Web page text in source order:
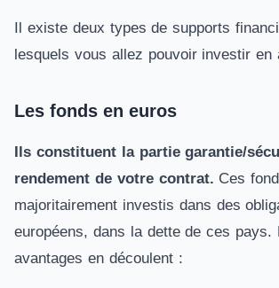
Il existe deux types de supports
lesquels vous allez pouvoir investir en
Les fonds en euros
Ils constituent la partie garantie/
rendement de votre contrat. Ces
majoritairement investis dans des
européens, dans la dette de ces pays.
avantages en découlent :